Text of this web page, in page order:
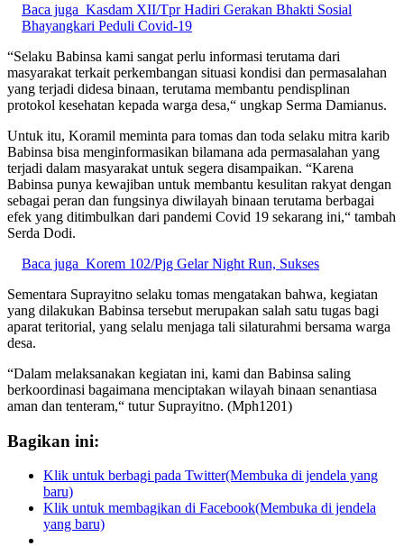
Baca juga Kasdam XII/Tpr Hadiri Gerakan Bhakti Sosial
Bhayangkari Peduli Covid-19
“Selaku Babinsa kami sangat perlu informasi terutama dari
masyarakat terkait perkembangan situasi kondisi dan permasalahan
yang terjadi didesa binaan, terutama membantu pendisplinan
protokol kesehatan kepada warga desa,“ ungkap Serma Damianus.
Untuk itu, Koramil meminta para tomas dan toda selaku mitra karib
Babinsa bisa menginformasikan bilamana ada permasalahan yang
terjadi dalam masyarakat untuk segera disampaikan. “Karena
Babinsa punya kewajiban untuk membantu kesulitan rakyat dengan
sebagai peran dan fungsinya diwilayah binaan terutama berbagai
efek yang ditimbulkan dari pandemi Covid 19 sekarang ini,“ tambah
Serda Dodi.
Baca juga Korem 102/Pjg Gelar Night Run, Sukses
Sementara Suprayitno selaku tomas mengatakan bahwa, kegiatan
yang dilakukan Babinsa tersebut merupakan salah satu tugas bagi
aparat teritorial, yang selalu menjaga tali silaturahmi bersama warga
desa.
“Dalam melaksanakan kegiatan ini, kami dan Babinsa saling
berkoordinasi bagaimana menciptakan wilayah binaan senantiasa
aman dan tenteram,“ tutur Suprayitno. (Mph1201)
Bagikan ini:
Klik untuk berbagi pada Twitter(Membuka di jendela yang
baru)
Klik untuk membagikan di Facebook(Membuka di jendela
yang baru)